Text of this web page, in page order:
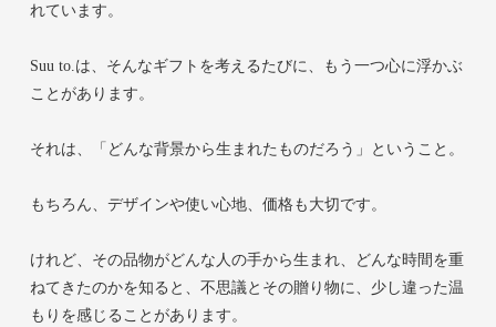
れています。
Suu to.は、そんなギフトを考えるたびに、もう一つ心に浮かぶ
ことがあります。
それは、「どんな背景から生まれたものだろう」ということ。
もちろん、デザインや使い心地、価格も大切です。
けれど、その品物がどんな人の手から生まれ、どんな時間を重
ねてきたのかを知ると、不思議とその贈り物に、少し違った温
もりを感じることがあります。